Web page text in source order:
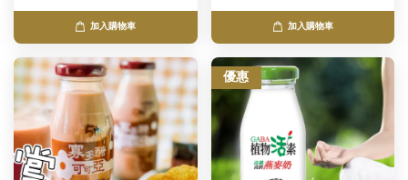
加入購物車 加入購物車
優惠